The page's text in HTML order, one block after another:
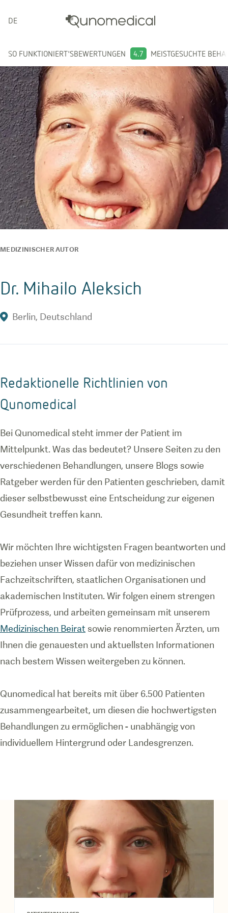
DEUTSCH
SO FUNKTIONIERT'SBEWERTUNGEN 4.7 MEISTGESUCHTE
MEDIZINISCHER AUTOR
Dr. Mihailo Aleksich
Berlin, Deutschland
Redaktionelle Richtlinien von
Qunomedical
Bei Qunomedical steht immer der Patient im
Mittelpunkt. Was das bedeutet? Unsere Seiten zu den
verschiedenen Behandlungen, unsere Blogs sowie
Ratgeber werden für den Patienten geschrieben, damit
dieser selbstbewusst eine Entscheidung zur eigenen
Gesundheit treffen kann.
Wir möchten Ihre wichtigsten Fragen beantworten und
beziehen unser Wissen dafür von medizinischen
Fachzeitschriften, staatlichen Organisationen und
akademischen Instituten. Wir folgen einem strengen
Prüfprozess, und arbeiten gemeinsam mit unserem
Medizinischen Beirat sowie renommierten Ärzten, um
Ihnen die genauesten und aktuellsten Informationen
nach bestem Wissen weitergeben zu können.
Qunomedical hat bereits mit über 6.500 Patienten
zusammengearbeitet, um diesen die hochwertigsten
Behandlungen zu ermöglichen - unabhängig von
individuellem Hintergrund oder Landesgrenzen.